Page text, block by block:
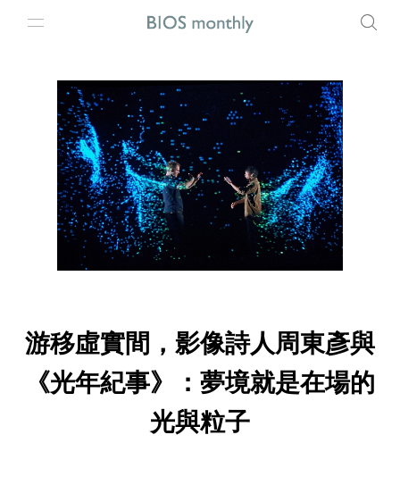
游移虛實間，影像詩人周東彥與
《光年紀事》：夢境就是在場的
光與粒子